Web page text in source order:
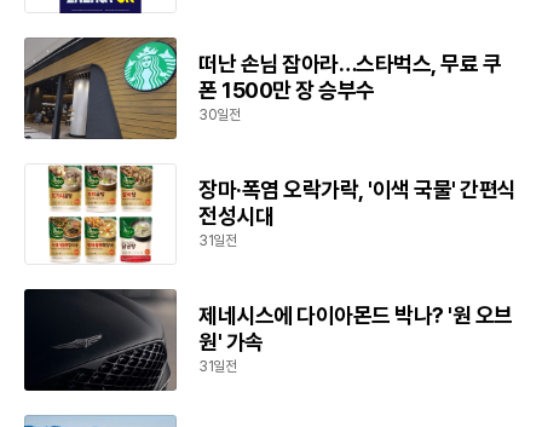
떠난 손님 잡아라…스타벅스, 무료 쿠
폰 1500만 장 승부수
30일전
장마·폭염 오락가락, '이색 국물' 간편식
전성시대
31일전
제네시스에 다이아몬드 박나? '원 오브
원' 가속
31일전